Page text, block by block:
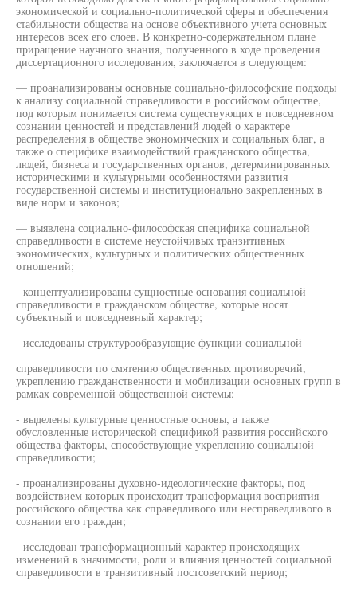
экономической и социально-политической сферы и обеспечения
стабильности общества на основе объективного учета основных
интересов всех его слоев. В конкретно-содержательном плане
приращение научного знания, полученного в ходе проведения
диссертационного исследования, заключается в следующем:
— проанализированы основные социально-философские подходы
к анализу социальной справедливости в российском обществе,
под которым понимается система существующих в повседневном
сознании ценностей и представлений людей о характере
распределения в обществе экономических и социальных благ, а
также о специфике взаимодействий гражданского общества,
людей, бизнеса и государственных органов, детерминированных
историческими и культурными особенностями развития
государственной системы и институционально закрепленных в
виде норм и законов;
— выявлена социально-философская специфика социальной
справедливости в системе неустойчивых транзитивных
экономических, культурных и политических общественных
отношений;
- концептуализированы сущностные основания социальной
справедливости в гражданском обществе, которые носят
субъектный и повседневный характер;
- исследованы структурообразующие функции социальной
справедливости по смятению общественных противоречий,
укреплению гражданственности и мобилизации основных групп в
рамках современной общественной системы;
- выделены культурные ценностные основы, а также
обусловленные исторической спецификой развития российского
общества факторы, способствующие укреплению социальной
справедливости;
- проанализированы духовно-идеологические факторы, под
воздействием которых происходит трансформация восприятия
российского общества как справедливого или несправедливого в
сознании его граждан;
- исследован трансформационный характер происходящих
изменений в значимости, роли и влияния ценностей социальной
справедливости в транзитивный постсоветский период;